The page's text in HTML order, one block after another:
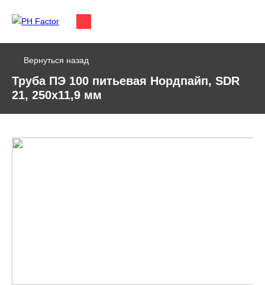
Вернуться назад
Труба ПЭ 100 питьевая Нордпайп, SDR
21, 250х11,9 мм